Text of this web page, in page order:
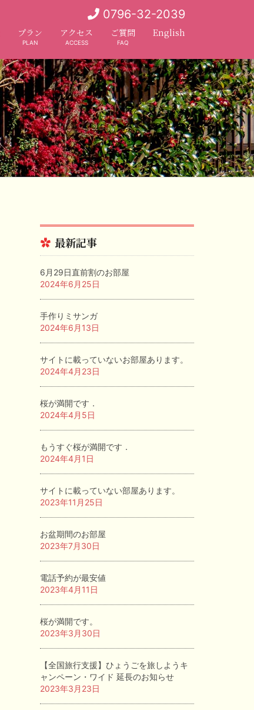
0796-32-2039
プラン
PLAN
アクセス
ACCESS
ご質問
FAQ
English
最新記事
6月29日直前割のお部屋
2024年6月25日
手作りミサンガ
2024年6月13日
サイトに載っていないお部屋あります。
2024年4月23日
桜が満開です．
2024年4月5日
もうすぐ桜が満開です．
2024年4月1日
サイトに載っていない部屋あります。
2023年11月25日
お盆期間のお部屋
2023年7月30日
電話予約が最安値
2023年4月11日
桜が満開です。
2023年3月30日
【全国旅行支援】ひょうごを旅しようキ
ャンペーン・ワイド 延長のお知らせ
2023年3月23日